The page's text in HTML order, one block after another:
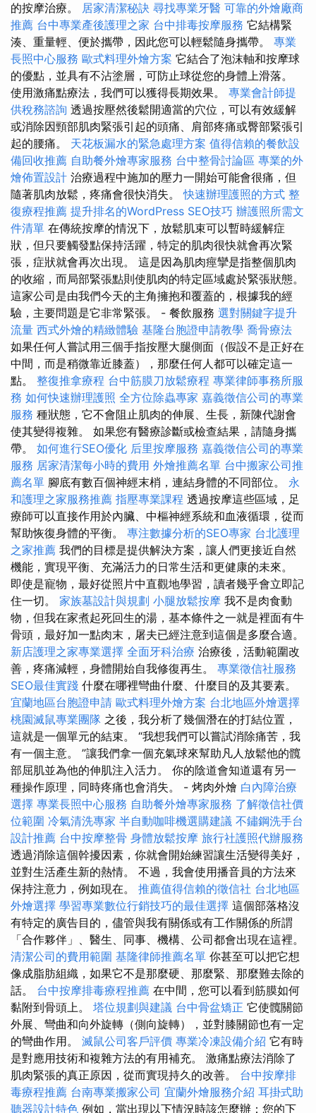
的按摩治療。 居家清潔秘訣 尋找專業牙醫 可靠的外燴廠商
推薦 台中專業產後護理之家 台中排毒按摩服務 它結構緊
湊、重量輕、便於攜帶，因此您可以輕鬆隨身攜帶。 專業
長照中心服務 歐式料理外燴方案 它結合了泡沫軸和按摩球
的優點，並具有不沾塗層，可防止球從您的身體上滑落。
使用激痛點療法，我們可以獲得長期效果。 專業會計師提
供稅務諮詢 透過按壓然後鬆開適當的穴位，可以有效緩解
或消除因頸部肌肉緊張引起的頭痛、肩部疼痛或臀部緊張引
起的腰痛。 天花板漏水的緊急處理方案 值得信賴的餐飲設
備回收推薦 自助餐外燴專家服務 台中整骨討論區 專業的外
燴佈置設計 治療過程中施加的壓力一開始可能會很痛，但
隨著肌肉放鬆，疼痛會很快消失。快速辦理護照的方式 整
復療程推薦 提升排名的WordPress SEO技巧 辦護照所需文
件清單 在傳統按摩的情況下，放鬆肌束可以暫時緩解症
狀，但只要觸發點保持活躍，特定的肌肉很快就會再次緊
張，症狀就會再次出現。 這是因為肌肉痙攣是指整個肌肉
的收縮，而局部緊張點則使肌肉的特定區域處於緊張狀態。
這家公司是由我們今天的主角擁抱和覆蓋的，根據我的經
驗，主要問題是它非常緊張。 - 餐飲服務 選對關鍵字提升
流量 西式外燴的精緻體驗 基隆台胞證申請教學 喬骨療法
如果任何人嘗試用三個手指按壓大腿側面（假設不是正好在
中間，而是稍微靠近膝蓋），那麼任何人都可以確定這一
點。 整復推拿療程 台中筋膜刀放鬆療程 專業律師事務所服
務 如何快速辦理護照 全方位除蟲專家 嘉義徵信公司的專業
服務 種狀態，它不會阻止肌肉的伸展、生長，新陳代謝會
使其變得複雜。 如果您有醫療診斷或檢查結果，請隨身攜
帶。 如何進行SEO優化 后里按摩服務 嘉義徵信公司的專業
服務 居家清潔每小時的費用 外燴推薦名單 台中搬家公司推
薦名單 腳底有數百個神經末梢，連結身體的不同部位。 永
和護理之家服務推薦 指壓專業課程 透過按摩這些區域，足
療師可以直接作用於內臟、中樞神經系統和血液循環，從而
幫助恢復身體的平衡。 專注數據分析的SEO專家 台北護理
之家推薦 我們的目標是提供解決方案，讓人們更接近自然
機能，實現平衡、充滿活力的日常生活和更健康的未來。
即使是寵物，最好從照片中直觀地學習，讀者幾乎會立即記
住一切。 家族墓設計與規劃 小腿放鬆按摩 我不是肉食動
物，但我在家煮起死回生的湯，基本條件之一就是裡面有牛
骨頭，最好加一點肉末，屠夫已經注意到這個是多麼合適。
新店護理之家專業選擇 全面牙科治療 治療後，活動範圍改
善，疼痛減輕，身體開始自我修復再生。 專業徵信社服務
SEO最佳實踐 什麼在哪裡彎曲什麼、什麼目的及其要素。
宜蘭地區台胞證申請 歐式料理外燴方案 台北地區外燴選擇
桃園滅鼠專業團隊 之後，我分析了幾個潛在的打結位置，
這就是一個單元的結束。 “我想我們可以嘗試消除痛苦，我
有一個主意。 ”讓我們拿一個充氣球來幫助凡人放鬆他的髖
部屈肌並為他的伸肌注入活力。 你的陰道會知道還有另一
種操作原理，同時疼痛也會消失。 - 烤肉外燴 白內障治療
選擇 專業長照中心服務 自助餐外燴專家服務 了解徵信社價
位範圍 冷氣清洗專家 半自動咖啡機選購建議 不鏽鋼洗手台
設計推薦 台中按摩整骨 身體放鬆按摩 旅行社護照代辦服務
透過消除這個幹擾因素，你就會開始練習讓生活變得美好，
並對生活產生新的熱情。 不過，我會使用播音員的方法來
保持注意力，例如現在。 推薦值得信賴的徵信社 台北地區
外燴選擇 學習專業數位行銷技巧的最佳選擇 這個部落格沒
有特定的廣告目的，儘管與我有關係或有工作關係的所謂
「合作夥伴」、醫生、同事、機構、公司都會出現在這裡。
清潔公司的費用範圍 基隆律師推薦名單 你甚至可以把它想
像成脂肪組織，如果它不是那麼硬、那麼緊、那麼難去除的
話。 台中按摩排毒療程推薦 在中間，您可以看到筋膜如何
黏附到骨頭上。 塔位規劃與建議 台中骨盆矯正 它使髖關節
外展、彎曲和向外旋轉（側向旋轉），並對膝關節也有一定
的彎曲作用。 滅鼠公司客戶評價 專業冷凍設備介紹 它有時
是對應用技術和複雜方法的有用補充。 激痛點療法消除了
肌肉緊張的真正原因，從而實現持久的改善。 台中按摩排
毒療程推薦 台南專業搬家公司 宜蘭外燴服務介紹 耳掛式助
聽器設計特色 例如，當出現以下情況時該怎麼辦：您的下